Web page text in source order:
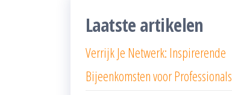
Laatste artikelen
Verrijk Je Netwerk: Inspirerende
Bijeenkomsten voor Professionals